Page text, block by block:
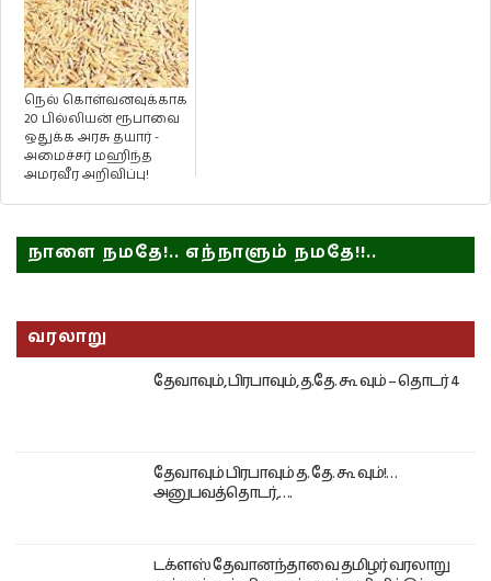
நெல் கொள்வனவுக்காக
20 பில்லியன் ரூபாவை
ஒதுக்க அரசு தயார் -
அமைச்சர் மஹிந்த
அமரவீர அறிவிப்பு!
நாளை நமதே!.. எந்நாளும் நமதே!!..
வரலாறு
தேவாவும், பிரபாவும், த.தே. கூ வும் – தொடர் 4
தேவாவும் பிரபாவும் த. தே. கூ வும்!…
அனுபவத்தொடர்,….
டக்ளஸ் தேவானந்தாவை தமிழர் வரலாறு